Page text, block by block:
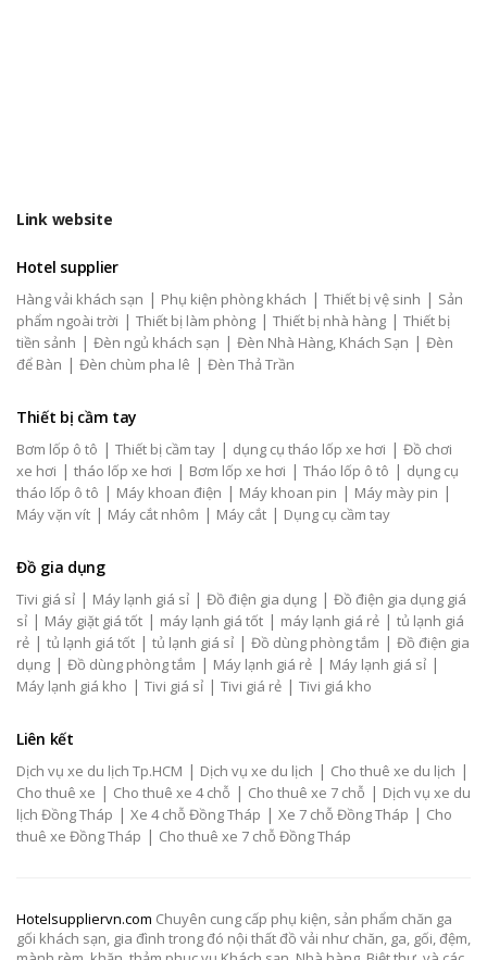
Link website
Hotel supplier
Hàng vải khách sạn | Phụ kiện phòng khách | Thiết bị vệ sinh | Sản
phẩm ngoài trời | Thiết bị làm phòng | Thiết bị nhà hàng | Thiết bị
tiền sảnh | Đèn ngủ khách sạn | Đèn Nhà Hàng, Khách Sạn | Đèn
để Bàn | Đèn chùm pha lê | Đèn Thả Trần
Thiết bị cầm tay
Bơm lốp ô tô | Thiết bị cầm tay | dụng cụ tháo lốp xe hơi | Đồ chơi
xe hơi | tháo lốp xe hơi | Bơm lốp xe hơi | Tháo lốp ô tô | dụng cụ
tháo lốp ô tô | Máy khoan điện | Máy khoan pin | Máy mày pin |
Máy vặn vít | Máy cắt nhôm | Máy cắt | Dụng cụ cầm tay
Đồ gia dụng
Tivi giá sỉ | Máy lạnh giá sỉ | Đồ điện gia dụng | Đồ điện gia dụng giá
sỉ | Máy giặt giá tốt | máy lạnh giá tốt | máy lạnh giá rẻ | tủ lạnh giá
rẻ | tủ lạnh giá tốt | tủ lạnh giá sỉ | Đồ dùng phòng tắm | Đồ điện gia
dụng | Đồ dùng phòng tắm | Máy lạnh giá rẻ | Máy lạnh giá sỉ |
Máy lạnh giá kho | Tivi giá sỉ | Tivi giá rẻ | Tivi giá kho
Liên kết
Dịch vụ xe du lịch Tp.HCM | Dịch vụ xe du lịch | Cho thuê xe du lịch |
Cho thuê xe | Cho thuê xe 4 chỗ | Cho thuê xe 7 chỗ | Dịch vụ xe du
lịch Đồng Tháp | Xe 4 chỗ Đồng Tháp | Xe 7 chỗ Đồng Tháp | Cho
thuê xe Đồng Tháp | Cho thuê xe 7 chỗ Đồng Tháp
Hotelsuppliervn.com Chuyên cung cấp phụ kiện, sản phẩm chăn ga
gối khách sạn, gia đình trong đó nội thất đồ vải như chăn, ga, gối, đệm,